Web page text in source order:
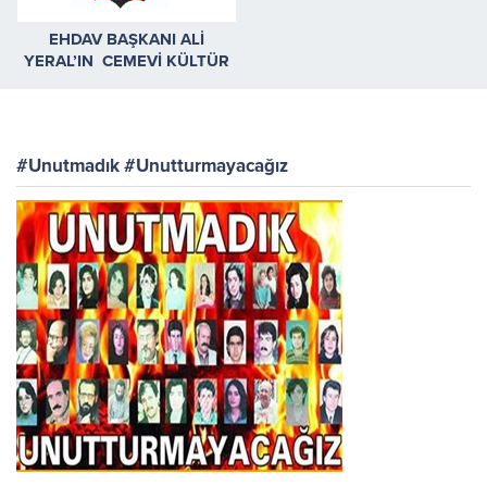
EHDAV BAŞKANI ALİ
YERAL’IN CEMEVİ KÜLTÜR
#Unutmadık #Unutturmayacağız